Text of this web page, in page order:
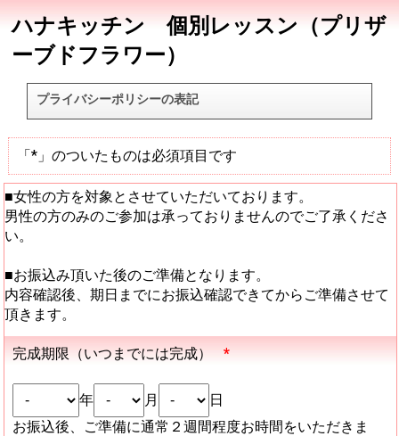
ハナキッチン 個別レッスン（プリザ
ーブドフラワー）
プライバシーポリシーの表記
「*」のついたものは必須項目です
■女性の方を対象とさせていただいております。
男性の方のみのご参加は承っておりませんのでご了承くださ
い。
■お振込み頂いた後のご準備となります。
内容確認後、期日までにお振込確認できてからご準備させて
頂きます。
完成期限（いつまでには完成） *
年 月
日
お振込後、ご準備に通常２週間程度お時間をいただきま